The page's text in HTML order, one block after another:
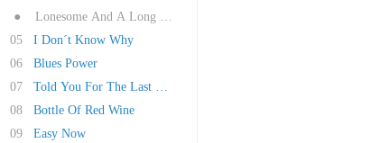
●
Lonesome And A Long Way From Home
05
I Don´t Know Why
06
Blues Power
07
Told You For The Last Time
08
Bottle Of Red Wine
09
Easy Now